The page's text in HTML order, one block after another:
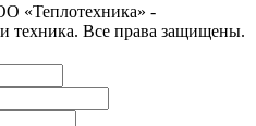
«Теплотехника» -
техника. Все права защищены.